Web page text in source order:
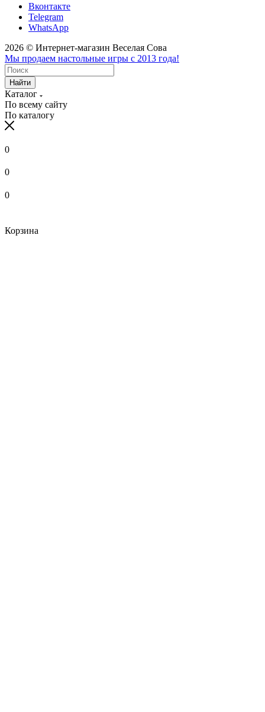
Вконтакте
Telegram
WhatsApp
2026 © Интернет-магазин Веселая Сова
Мы продаем настольные игры с 2013 года!
Найти
Каталог
По всему сайту
По каталогу
0
0
0
Корзина